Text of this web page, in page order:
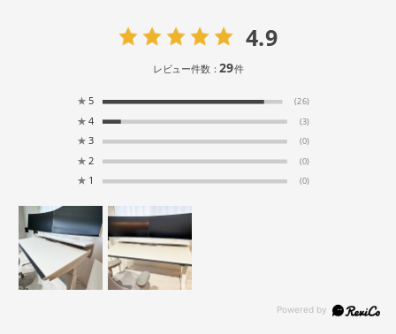
4.9
レビュー件数：29件
★ 5 (26)
★ 4 (3)
★ 3 (0)
★ 2 (0)
★ 1 (0)